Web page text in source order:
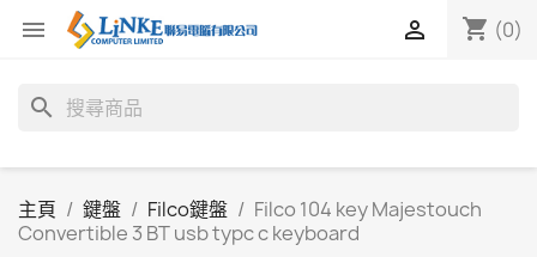
 shopping_cart (0)

search
主頁 鍵盤 Filco鍵盤
Filco 104 key Majestouch
Convertible 3 BT usb typc c keyboard